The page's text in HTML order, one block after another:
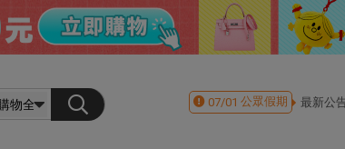
07/01 公眾假期 最新公